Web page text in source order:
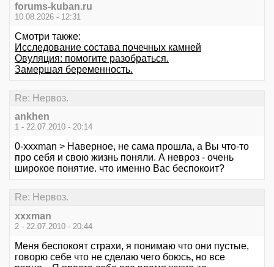
forums-kuban.ru
10.08.2026 - 12:31
Смотри также:
Исследование состава почечных камней
Овуляция: помогите разобраться.
Замершая беременность.
Re: Нервоз.
ankhen
1 - 22.07.2010 - 20:14
0-xxxman > Наверное, не сама прошла, а Вы что-то
про себя и свою жизнь поняли. А невроз - очень
широкое понятие. что именно Вас беспокоит?
Re: Нервоз.
xxxman
2 - 22.07.2010 - 20:44
Меня беспокоят страхи, я понимаю что они пустые,
говорю себе что не сделаю чего боюсь, но все